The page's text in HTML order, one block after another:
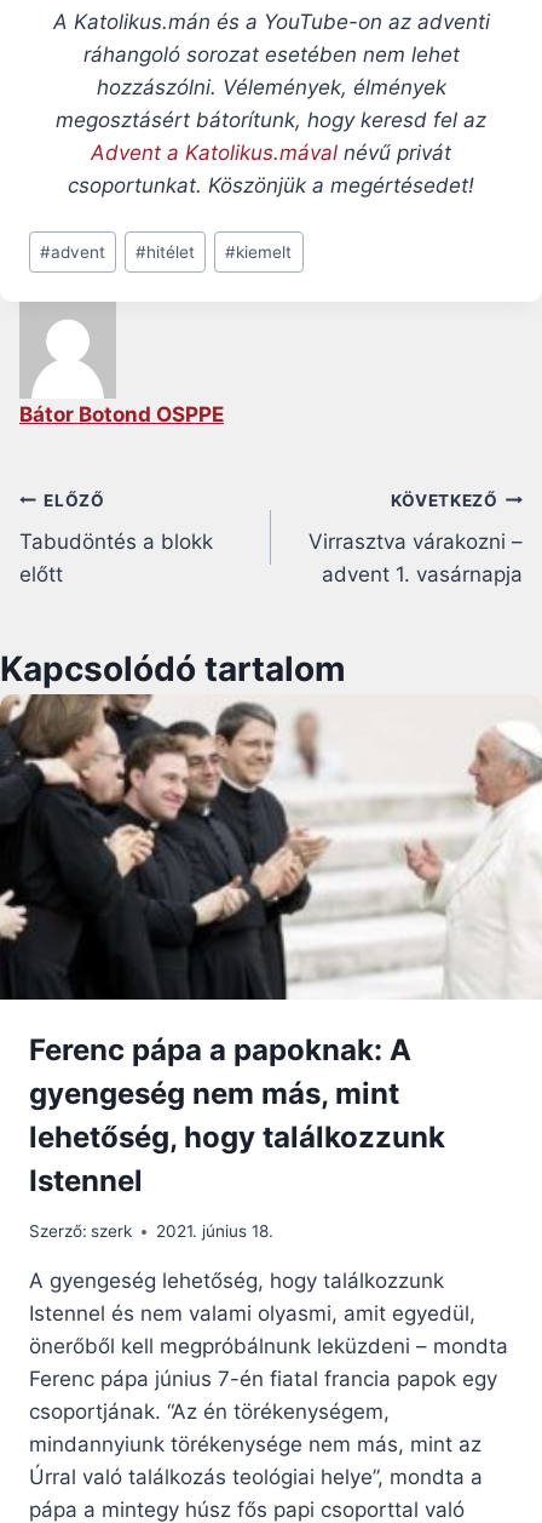
A Katolikus.mán és a YouTube-on az adventi
ráhangoló sorozat esetében nem lehet
hozzászólni. Vélemények, élmények
megosztásért bátorítunk, hogy keresd fel az
Advent a Katolikus.mával névű privát
csoportunkat. Köszönjük a megértésedet!
Post
Tags:
#advent #hitélet #kiemelt
Bátor Botond OSPPE
Bejegyzés
navigáció
ELŐZŐ
Tabudöntés a blokk
előtt
KÖVETKEZŐ
Virrasztva várakozni –
advent 1. vasárnapja
Kapcsolódó tartalom
Ferenc pápa a papoknak: A
gyengeség nem más, mint
lehetőség, hogy találkozzunk
Istennel
Szerző: szerk 2021. június 18.
A gyengeség lehetőség, hogy találkozzunk
Istennel és nem valami olyasmi, amit egyedül,
önerőből kell megpróbálnunk leküzdeni – mondta
Ferenc pápa június 7-én fiatal francia papok egy
csoportjának. “Az én törékenységem,
mindannyiunk törékenysége nem más, mint az
Úrral való találkozás teológiai helye”, mondta a
pápa a mintegy húsz fős papi csoporttal való